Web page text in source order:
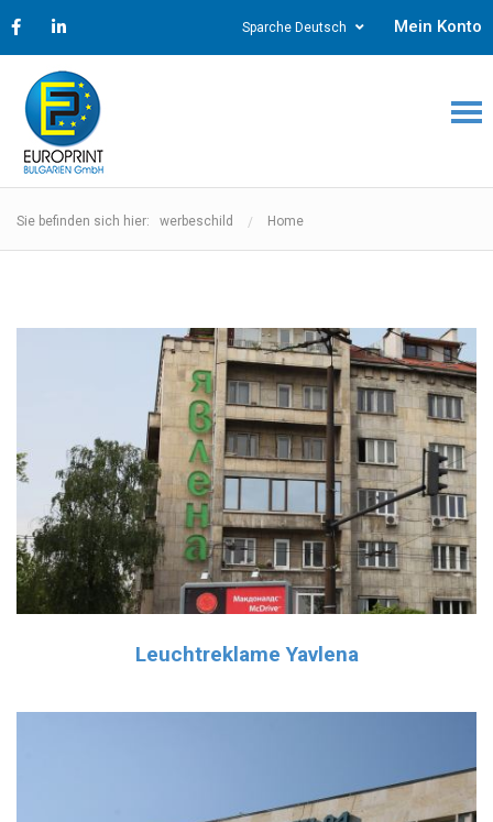
Sparche Deutsch Mein Konto
Sie befinden sich hier: werbeschild Home
Leuchtreklame Yavlena